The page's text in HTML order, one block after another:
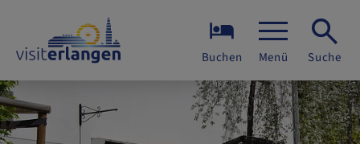
Buchen Menü Suche